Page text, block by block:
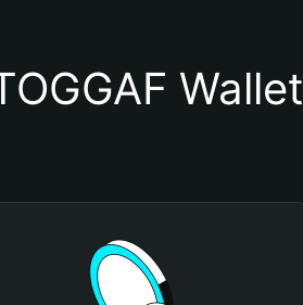
Wallet